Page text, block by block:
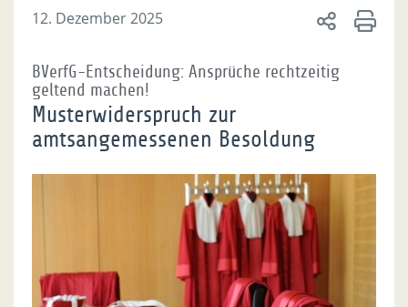
12. Dezember 2025
BVerfG-Entscheidung: Ansprüche rechtzeitig
geltend machen!
Musterwiderspruch zur
amtsangemessenen Besoldung